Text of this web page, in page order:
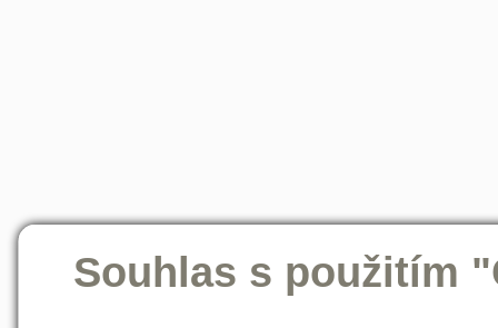
Souhlas s použitím